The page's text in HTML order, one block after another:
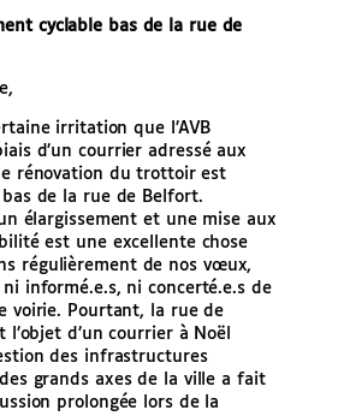
cyclable bas de la rue de
irritation que l’AVB
d’un courrier adressé aux
rénovation du trottoir est
de la rue de Belfort.
élargissement et une mise aux
est une excellente chose
régulièrement de nos vœux,
ni informé.e.s, ni concerté.e.s de
voirie. Pourtant, la rue de
d’un courrier à Noël
des infrastructures
grands axes de la ville a fait
prolongée lors de la